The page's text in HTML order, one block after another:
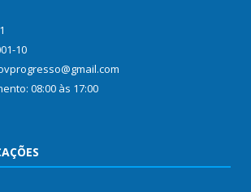
10
08:00 às 17:00